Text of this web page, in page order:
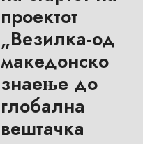
проектот
„Везилка-од
македонско
знаење до
глобална
вештачка